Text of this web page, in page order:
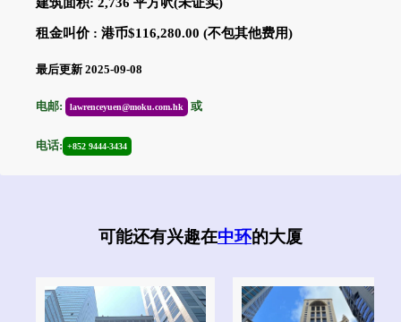
租金叫价 : 港币$116,280.00 (不包其他费用)
最后更新 2025-09-08
电邮: lawrenceyuen@moku.com.hk 或
电话: +852 9444-3434
可能还有兴趣在中环的大厦